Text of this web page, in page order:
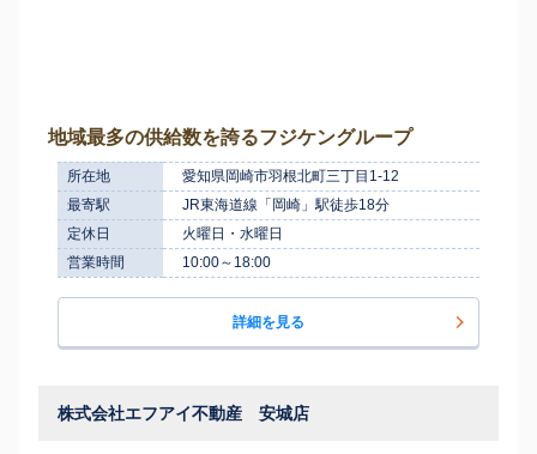
地域最多の供給数を誇るフジケングループ
所在地
愛知県岡崎市羽根北町三丁目1-12
最寄駅
JR東海道線「岡崎」駅徒歩18分
定休日
火曜日・水曜日
営業時間
10:00～18:00
詳細を見る
株式会社エフアイ不動産 安城店